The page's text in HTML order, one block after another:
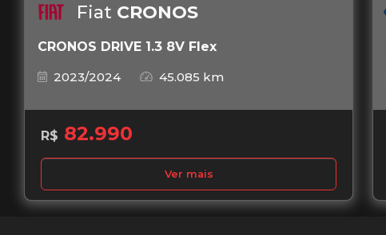
Fiat CRONOS
CRONOS DRIVE 1.3 8V Flex
2023/2024
45.085 km
R$ 82.990
Ver mais